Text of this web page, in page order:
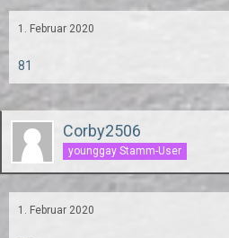
1. Februar 2020
81
Corby2506
younggay Stamm-User
1. Februar 2020